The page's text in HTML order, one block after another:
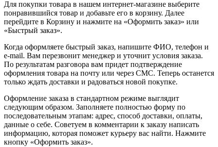
Для покупки товара в нашем интернет-магазине выберите
понравившийся товар и добавьте его в корзину. Далее
перейдите в Корзину и нажмите на «Оформить заказ» или
«Быстрый заказ».
Когда оформляете быстрый заказ, напишите ФИО, телефон и
e-mail. Вам перезвонит менеджер и уточнит условия заказа.
По результатам разговора вам придет подтверждение
оформления товара на почту или через СМС. Теперь останется
только ждать доставки и радоваться новой покупке.
Оформление заказа в стандартном режиме выглядит
следующим образом. Заполняете полностью форму по
последовательным этапам: адрес, способ доставки, оплаты,
данные о себе. Советуем в комментарии к заказу написать
информацию, которая поможет курьеру вас найти. Нажмите
кнопку «Оформить заказ».